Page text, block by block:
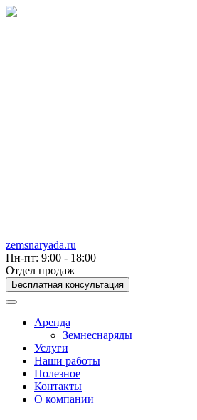
zemsnaryada.ru
Пн-пт: 9:00 - 18:00
Отдел продаж
Бесплатная консультация
Аренда
Земнеснаряды
Услуги
Наши работы
Полезное
Контакты
О компании